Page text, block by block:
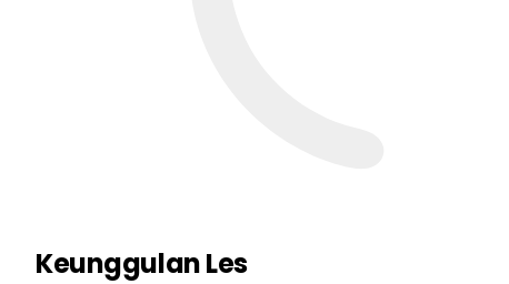
Keunggulan Les